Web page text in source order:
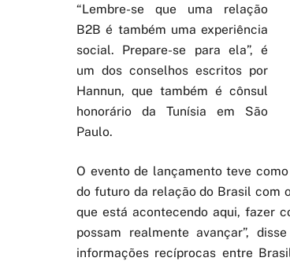
“Lembre-se que uma relação
B2B é também uma experiência
social. Prepare-se para ela”, é
um dos conselhos escritos por
Hannun, que também é cônsul
honorário da Tunísia em São
Paulo.
O evento de lançamento teve
do futuro da relação do Brasil com
que está acontecendo aqui, fazer
possam realmente avançar”,
informações recíprocas entre